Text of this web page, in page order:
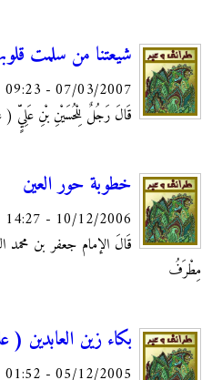
شيعتنا من سلمت
07/03/2007 - 09:23
قَالَ رَجُلٌ لِلْحُسَيْنِ بْنِ عَلِيٍّ (
خطوبة حور العين
10/12/2006 - 14:27
قَالَ الإمام جعفر بن
مِطْرَفُ
بكاء زين العابدين (
05/12/2005 - 01:52